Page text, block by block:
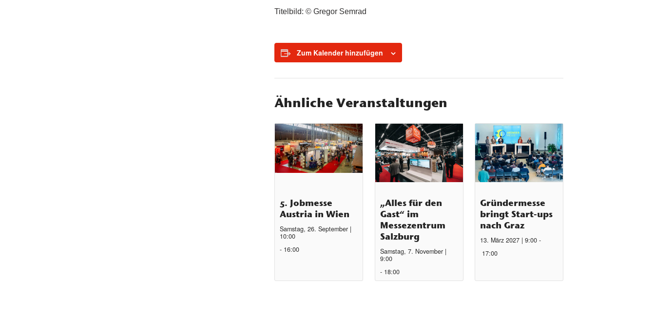
Titelbild: © Gregor Semrad
Zum Kalender hinzufügen
Ähnliche Veranstaltungen
5. Jobmesse
Austria in Wien
Samstag, 26. September |
10:00
- 16:00
„Alles für den
Gast“ im
Messezentrum
Salzburg
Samstag, 7. November |
9:00
- 18:00
Gründermesse
bringt Start-ups
nach Graz
13. März 2027 | 9:00 -
17:00